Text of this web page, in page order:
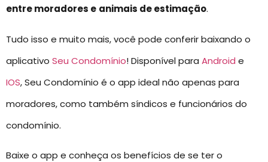
entre moradores e animais de estimação.
Tudo isso e muito mais, você pode conferir baixando o
aplicativo Seu Condomínio! Disponível para Android e
IOS, Seu Condomínio é o app ideal não apenas para
moradores, como também síndicos e funcionários do
condomínio.
Baixe o app e conheça os benefícios de se ter o